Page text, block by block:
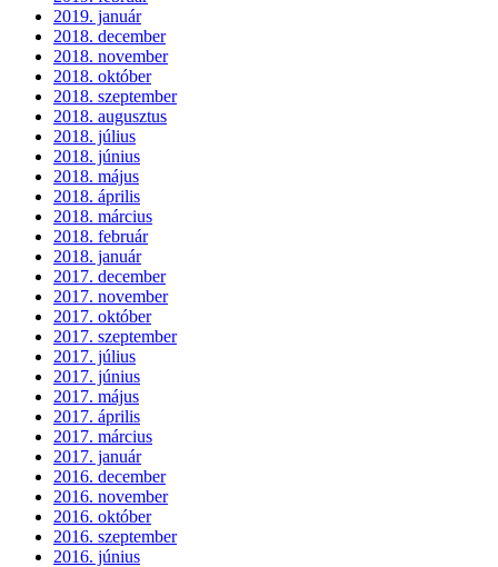
2019. január
2018. december
2018. november
2018. október
2018. szeptember
2018. augusztus
2018. július
2018. június
2018. május
2018. április
2018. március
2018. február
2018. január
2017. december
2017. november
2017. október
2017. szeptember
2017. július
2017. június
2017. május
2017. április
2017. március
2017. január
2016. december
2016. november
2016. október
2016. szeptember
2016. június